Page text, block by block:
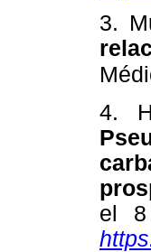
3.
4.
el 8